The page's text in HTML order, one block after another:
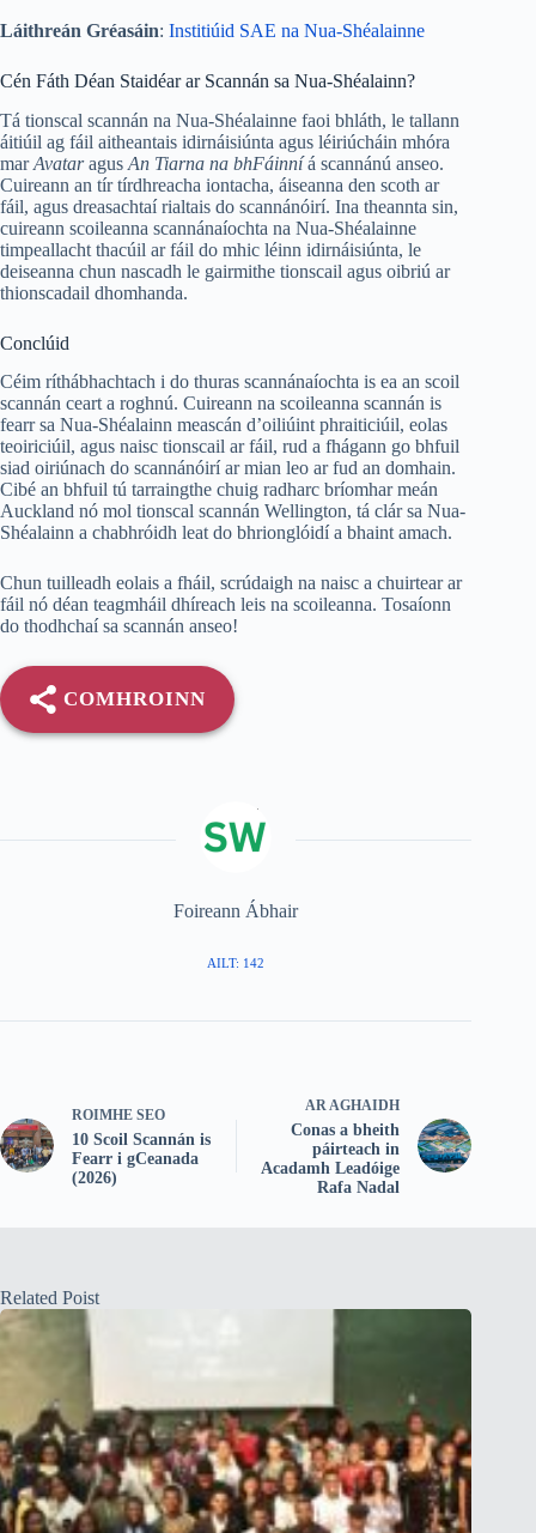
Láithreán Gréasáin: Institiúid SAE na Nua-Shéalainne
Cén Fáth Déan Staidéar ar Scannán sa Nua-Shéalainn?
Tá tionscal scannán na Nua-Shéalainne faoi bhláth, le tallann
áitiúil ag fáil aitheantais idirnáisiúnta agus léiriúcháin mhóra
marAvataragus An Tiarna na bhFáinníá scannánú anseo.
Cuireann an tír tírdhreacha iontacha, áiseanna den scoth ar
fáil, agus dreasachtaí rialtais do scannánóirí. Ina theannta sin,
cuireann scoileanna scannánaíochta na Nua-Shéalainne
timpeallacht thacúil ar fáil do mhic léinn idirnáisiúnta, le
deiseanna chun nascadh le gairmithe tionscail agus oibriú ar
thionscadail dhomhanda.
Conclúid
Céim ríthábhachtach i do thuras scannánaíochta is ea an scoil
scannán ceart a roghnú. Cuireann na scoileanna scannán is
fearr sa Nua-Shéalainn meascán d’oiliúint phraiticiúil, eolas
teoiriciúil, agus naisc tionscail ar fáil, rud a fhágann go bhfuil
siad oiriúnach do scannánóirí ar mian leo ar fud an domhain.
Cibé an bhfuil tú tarraingthe chuig radharc bríomhar meán
Auckland nó mol tionscal scannán Wellington, tá clár sa Nua-
Shéalainn a chabhróidh leat do bhrionglóidí a bhaint amach.
Chun tuilleadh eolais a fháil, scrúdaigh na naisc a chuirtear ar
fáil nó déan teagmháil dhíreach leis na scoileanna. Tosaíonn
do thodhchaí sa scannán anseo!
COMHROINN
Foireann Ábhair
AILT: 142
ROIMHE SEO
10 Scoil Scannán is
Fearr i gCeanada
(2026)
AR AGHAIDH
Conas a bheith
páirteach in
Acadamh Leadóige
Rafa Nadal
Related Poist